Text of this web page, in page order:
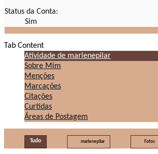
Status da Conta:
Sim
Tab Content
Atividade de marlenepilar
Sobre Mim
Menções
Marcações
Citações
Curtidas
Áreas de Postagem
Tudo marlenepilar Fotos